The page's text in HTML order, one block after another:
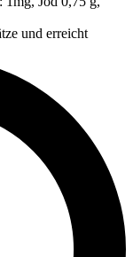
und erreicht